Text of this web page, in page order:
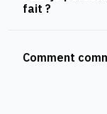
fait ?
Comment